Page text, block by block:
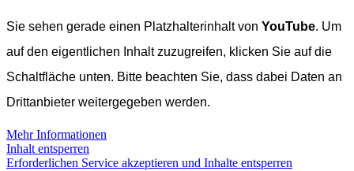
Sie sehen gerade einen Platzhalterinhalt von YouTube. Um
auf den eigentlichen Inhalt zuzugreifen, klicken Sie auf die
Schaltfläche unten. Bitte beachten Sie, dass dabei Daten an
Drittanbieter weitergegeben werden.
Mehr Informationen
Inhalt entsperren
Erforderlichen Service akzeptieren und Inhalte entsperren